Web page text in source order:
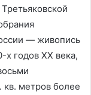
— живопись
х годов ХХ века,
метров более